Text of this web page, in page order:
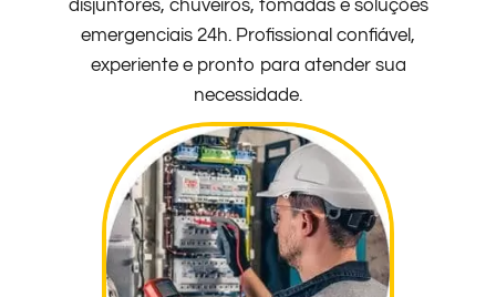
disjuntores, chuveiros, tomadas e soluções
emergenciais 24h. Profissional confiável,
experiente e pronto para atender sua
necessidade.